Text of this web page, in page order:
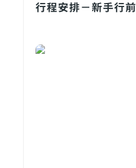
行程安排－新手行